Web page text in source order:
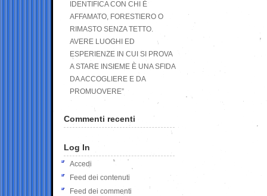
IDENTIFICA CON CHI È
AFFAMATO, FORESTIERO O
RIMASTO SENZA TETTO.
AVERE LUOGHI ED
ESPERIENZE IN CUI SI PROVA
A STARE INSIEME È UNA SFIDA
DA ACCOGLIERE E DA
PROMUOVERE”
Commenti recenti
Log In
Accedi
Feed dei contenuti
Feed dei commenti